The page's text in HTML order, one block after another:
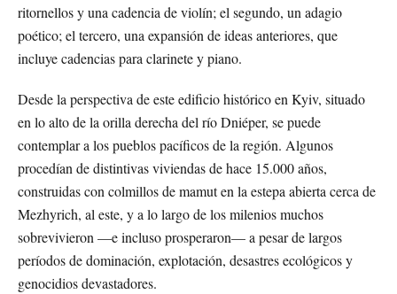
ritornellos y una cadencia de violín; el segundo, un adagio
poético; el tercero, una expansión de ideas anteriores, que
incluye cadencias para clarinete y piano.
Desde la perspectiva de este edificio histórico en Kyiv, situado
en lo alto de la orilla derecha del río Dniéper, se puede
contemplar a los pueblos pacíficos de la región. Algunos
procedían de distintivas viviendas de hace 15.000 años,
construidas con colmillos de mamut en la estepa abierta cerca de
Mezhyrich, al este, y a lo largo de los milenios muchos
sobrevivieron —e incluso prosperaron— a pesar de largos
períodos de dominación, explotación, desastres ecológicos y
genocidios devastadores.